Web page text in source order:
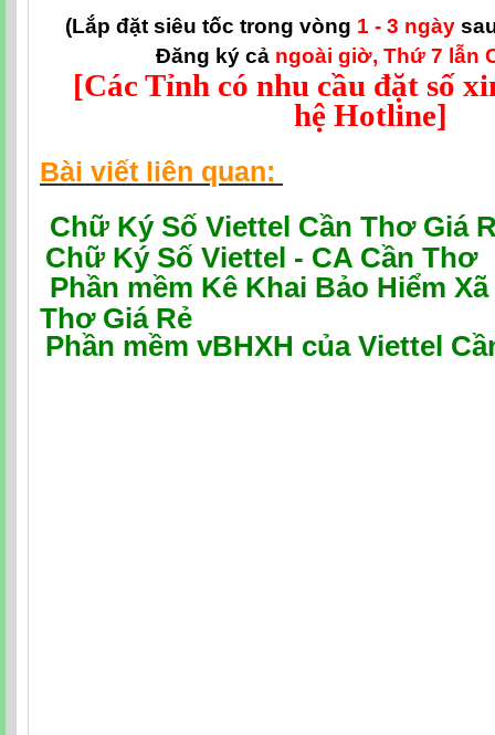
(Lắp đặt siêu tốc trong vòng 1 - 3 ngày
Đăng ký cả ngoài giờ, Thứ 7 lẫn
[Các Tỉnh có nhu cầu đặt số
hệ Hotline]
Bài viết liên quan:
Chữ Ký Số Viettel Cần Thơ Giá
Chữ Ký Số Viettel - CA Cần Thơ
Phần mềm Kê Khai Bảo Hiểm
Thơ Giá Rẻ
Phần mềm vBHXH của Viettel